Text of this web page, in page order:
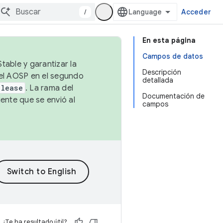
/ Acceder
En esta página
Campos de datos
Descripción
detallada
Documentación de
campos
y garantizar la
AOSP en el segundo
. La rama del
que se envió al